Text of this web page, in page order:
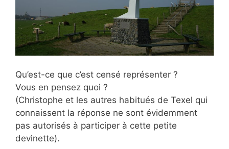
Qu’est-ce que c’est censé représenter ?
Vous en pensez quoi ?
(Christophe et les autres habitués de Texel qui
connaissent la réponse ne sont évidemment
pas autorisés à participer à cette petite
devinette).